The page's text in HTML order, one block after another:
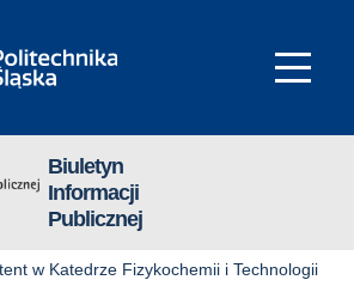
Biuletyn
Informacji
Publicznej
w Katedrze Fizykochemii i Technologii